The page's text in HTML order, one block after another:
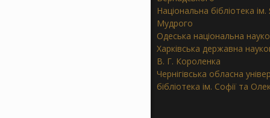
Національна бібліотека
Мудрого
Одеська національна
Харківська державна
В. Г. Короленка
Чернігівська обласна
бібліотека ім. Софії та